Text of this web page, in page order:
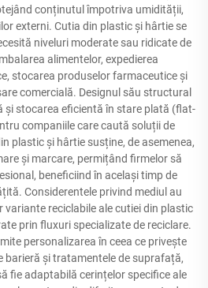
conținutul împotriva umidității,
externi. Cutia din plastic și hârtie se
niveluri moderate sau ridicate de
alimentelor, expedierea
stocarea produselor farmaceutice și
comercială. Designul său structural
și stocarea eficientă în stare plată (flat-
companiile care caută soluții de
plastic și hârtie susține, de asemenea,
și marcare, permițând firmelor să
beneficiind în același timp de
Considerentele privind mediul au
reciclabile ale cutiei din plastic
prin fluxuri specializate de reciclare.
personalizarea în ceea ce privește
barieră și tratamentele de suprafață,
fie adaptabilă cerințelor specifice ale